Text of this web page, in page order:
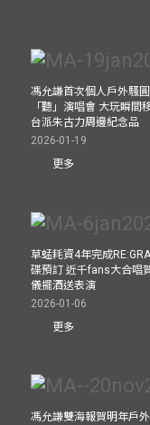
馮允謙首次個人戶外騷
「聽」演唱會 大玩瞬
台派朱古力周邊紀念品
2026-01-19
更多
草蜢耗資4年完成
碟預訂 近千fans大合唱
儀擺酒送表演
2026-01-06
更多
馮允謙雙海報賀明年戶